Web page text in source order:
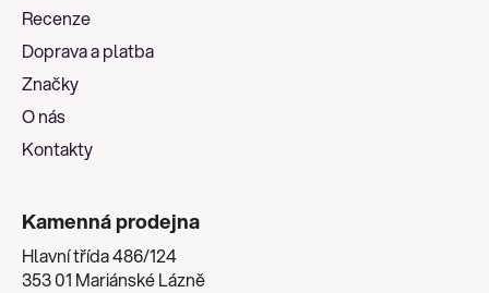
Recenze
Doprava a platba
Značky
O nás
Kontakty
Kamenná prodejna
Hlavní třída 486/124
353 01 Mariánské Lázně